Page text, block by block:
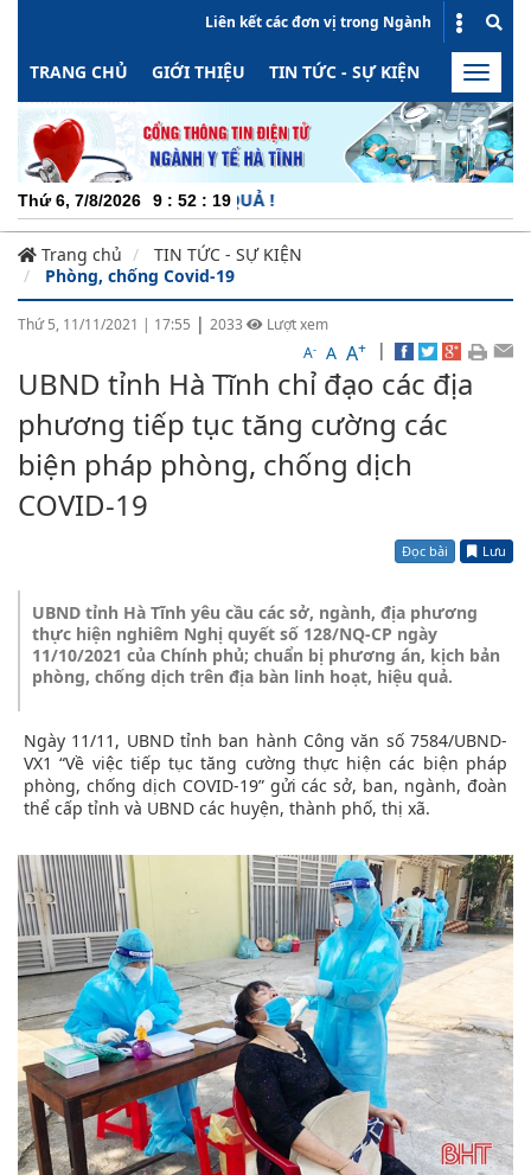
Liên kết các đơn vị trong Ngành
TRANG CHỦ GIỚI THIỆU TIN TỨC - SỰ KIỆN HOẠT
Toggle
Thứ 6, 7/8/2026 9 : 52 : 20
Trang chủ
TIN TỨC - SỰ KIỆN
Phòng, chống Covid-19
Thứ 5, 11/11/2021 | 17:55 | 2033
Lượt xem
A- A A+ |
UBND tỉnh Hà Tĩnh chỉ đạo các địa
phương tiếp tục tăng cường các
biện pháp phòng, chống dịch
COVID-19
Đọc bài Lưu
UBND tỉnh Hà Tĩnh yêu cầu các sở, ngành, địa phương
thực hiện nghiêm Nghị quyết số 128/NQ-CP ngày
11/10/2021 của Chính phủ; chuẩn bị phương án, kịch bản
phòng, chống dịch trên địa bàn linh hoạt, hiệu quả.
Ngày 11/11, UBND tỉnh ban hành Công văn số 7584/UBND-
VX1 “Về việc tiếp tục tăng cường thực hiện các biện pháp
phòng, chống dịch COVID-19” gửi các sở, ban, ngành, đoàn
thể cấp tỉnh và UBND các huyện, thành phố, thị xã.